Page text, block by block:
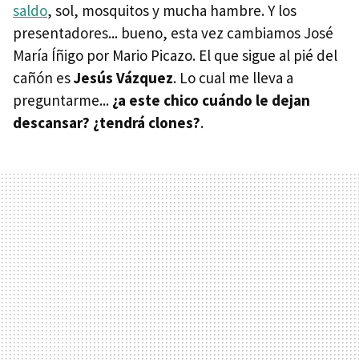
saldo, sol, mosquitos y mucha hambre. Y los
presentadores... bueno, esta vez cambiamos José
María Íñigo por Mario Picazo. El que sigue al pié del
cañón esJesús Vázquez. Lo cual me lleva a
preguntarme... ¿a este chico cuándo le dejan
descansar? ¿tendrá clones?.